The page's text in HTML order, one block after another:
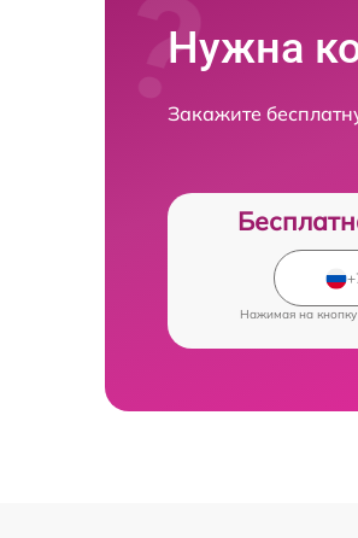
Нужна
Закажите
Нажимая на